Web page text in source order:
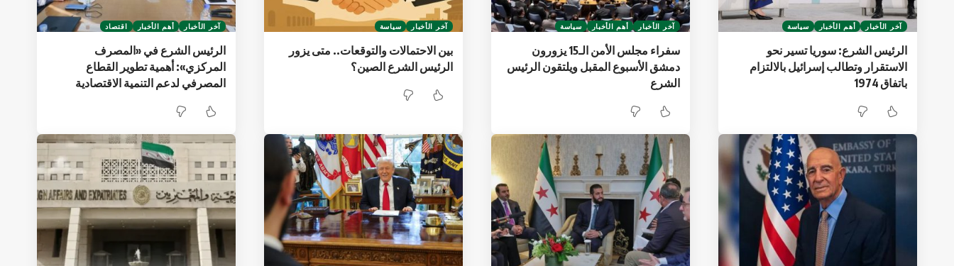
آخر الأخبار أهم الأخبار سياسة
الرئيس الشرع: سوريا تسير نحو
الاستقرار وتطالب إسرائيل بالالتزام
باتفاق 1974
آخر الأخبار أهم الأخبار سياسة
سفراء مجلس الأمن الـ15 يزورون
دمشق الأسبوع المقبل ويلتقون الرئيس
الشرع
آخر الأخبار سياسة
بين الاحتمالات والتوقعات.. متى يزور
الرئيس الشرع الصين؟
آخر الأخبار أهم الأخبار اقتصاد
الرئيس الشرع في «المصرف
المركزي»: أهمية تطوير القطاع
المصرفي لدعم التنمية الاقتصادية